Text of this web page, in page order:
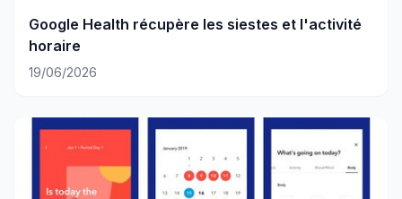
Google Health récupère les siestes et l'activité
horaire
19/06/2026